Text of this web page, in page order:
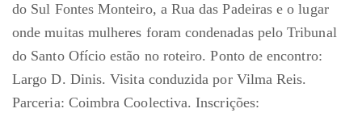
do Sul Fontes Monteiro, a Rua das Padeiras e o lugar
onde muitas mulheres foram condenadas pelo Tribunal
do Santo Ofício estão no roteiro. Ponto de encontro:
Largo D. Dinis. Visita conduzida por Vilma Reis.
Parceria: Coimbra Coolectiva. Inscrições: